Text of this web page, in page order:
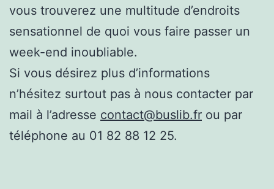
vous trouverez une multitude d’endroits
sensationnel de quoi vous faire passer un
week-end inoubliable.
Si vous désirez plus d’informations
n’hésitez surtout pas à nous contacter par
mail à l’adresse contact@buslib.fr ou par
téléphone au 01 82 88 12 25.